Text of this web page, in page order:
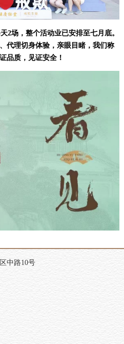
场，整个活动业已安排至七月底。
代理切身体验，亲眼目睹，我们称
品质，见证安全！
中路10号